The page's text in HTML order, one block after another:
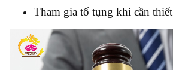
Tham gia tố tụng khi cần thiết